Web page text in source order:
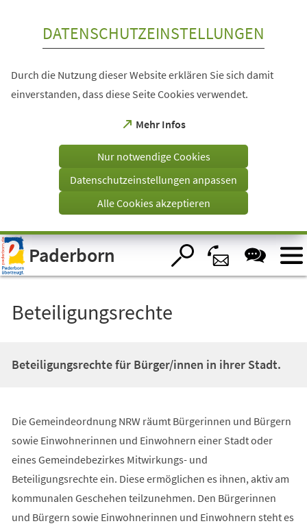
Visuelle
Assistenzsoftware
öffnen.
DATENSCHUTZEINSTELLUNGEN
Durch die Nutzung dieser Website erklären Sie sich damit
einverstanden, dass diese Seite Cookies verwendet.
Mehr Infos
(Öffnet
einem
Tab)
Nur notwendige Cookies
Datenschutzeinstellungen anpassen
Alle Cookies akzeptieren
Paderborn
Beteiligungsrechte
Beteiligungsrechte für Bürger/innen in ihrer Stadt.
Die Gemeindeordnung NRW räumt Bürgerinnen und Bürgern
sowie Einwohnerinnen und Einwohnern einer Stadt oder
eines Gemeindebezirkes Mitwirkungs- und
Beteiligungsrechte ein. Diese ermöglichen es ihnen, aktiv am
kommunalen Geschehen teilzunehmen. Den Bürgerinnen
und Bürgern sowie Einwohnerinnen und Einwohnern steht es